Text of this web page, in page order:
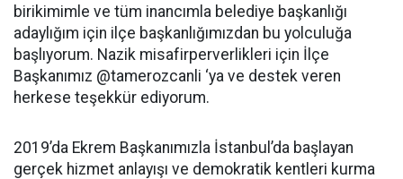
birikimimle ve tüm inancımla belediye başkanlığı
adaylığım için ilçe başkanlığımızdan bu yolculuğa
başlıyorum. Nazik misafirperverlikleri için İlçe
Başkanımız @tamerozcanli ‘ya ve destek veren
herkese teşekkür ediyorum.
2019’da Ekrem Başkanımızla İstanbul’da başlayan
gerçek hizmet anlayışı ve demokratik kentleri kurma